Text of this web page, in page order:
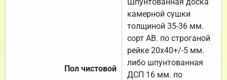
Пол чистовой
камерной сушки
толщиной 35-36 мм.
сорт АВ. по строганой
рейке 20х40+/-5 мм.
либо шпунтованная
ДСП 16 мм. по